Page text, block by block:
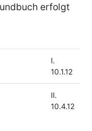
erfolgt
I.
10.1.12
II.
10.4.12